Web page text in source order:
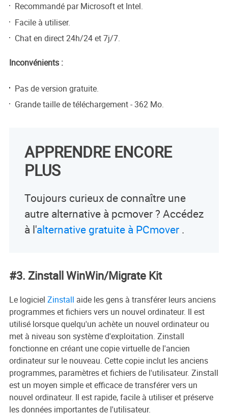
Recommandé par Microsoft et Intel.
Facile à utiliser.
Chat en direct 24h/24 et 7j/7.
Inconvénients :
Pas de version gratuite.
Grande taille de téléchargement - 362 Mo.
APPRENDRE ENCORE
PLUS
Toujours curieux de connaître une
autre alternative à pcmover ? Accédez
à l'alternative gratuite à PCmover.
#3. Zinstall WinWin/Migrate Kit
Le logiciel Zinstall aide les gens à transférer leurs anciens
programmes et fichiers vers un nouvel ordinateur. Il est
utilisé lorsque quelqu'un achète un nouvel ordinateur ou
met à niveau son système d'exploitation. Zinstall
fonctionne en créant une copie virtuelle de l'ancien
ordinateur sur le nouveau. Cette copie inclut les anciens
programmes, paramètres et fichiers de l'utilisateur. Zinstall
est un moyen simple et efficace de transférer vers un
nouvel ordinateur. Il est rapide, facile à utiliser et préserve
les données importantes de l'utilisateur.